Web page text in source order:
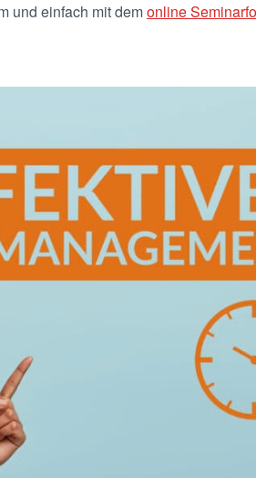
und einfach mit demonline